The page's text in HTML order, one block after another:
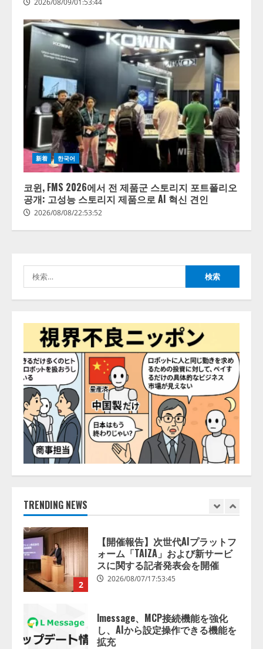
2026/08/09/01:53:44
新着 한국어
코윈, FMS 2026에서 전 제품군 스토리지 포트폴리오
공개: 고성능 스토리지 제품으로 AI 혁신 견인
2026/08/08/22:53:52
索:
TRENDING NEWS
2
【開催報告】次世代AIプラットフ
ォーム「TAIZA」および新サービ
スに関する記者発表会を開催
2026/08/07/17:53:45
4
【2026年企業のAI導入・活用に関
きている企業は26.8％。AI導入企
業の68.0％が、自社でのAI導入・
活用は「上手くいっている」と回
答
2026/08/07/13:53:50
5
ナレッジワーク、AIエンジニア油
井 誠（@myui）が入社。「セール
スAIエージェントOS」「営業領域
の業界特化LLM」の開発とAI研究
開発をリード
2026/08/07/10:54:31
1
【ドローン
AI】ドローン操縦を
AIがアドバイス「AIコーチ」をリ
2
【開催報告】次世代AIプラットフ
ォーム「TAIZA」および新サービ
スに関する記者発表会を開催
2026/08/07/17:53:45
lmessage、MCP接続機能を強化
し、AIから設定操作できる機能を
拡充